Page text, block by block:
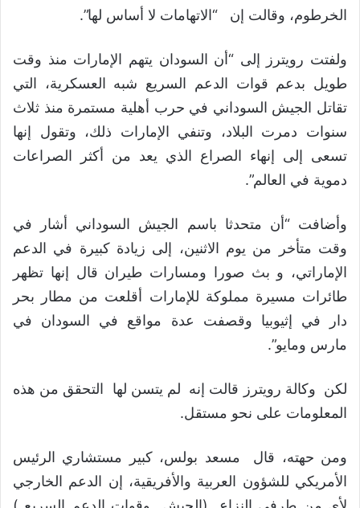
الخرطوم، وقالت إن “الاتهامات لا أساس لها”.
ولفتت رويترز إلى “أن السودان يتهم الإمارات منذ وقت
طويل بدعم قوات الدعم السريع شبه العسكرية، التي
تقاتل الجيش السوداني في حرب أهلية مستمرة منذ ثلاث
سنوات دمرت البلاد، وتنفي الإمارات ذلك، وتقول إنها
تسعى إلى إنهاء الصراع الذي يعد من أكثر الصراعات
دموية في العالم”.
وأضافت “أن متحدثا باسم الجيش السوداني أشار في
وقت متأخر من يوم الاثنين، إلى زيادة كبيرة في الدعم
الإماراتي، و بث صورا ومسارات طيران قال إنها تظهر
طائرات مسيرة مملوكة للإمارات أقلعت من مطار بحر
دار في إثيوبيا وقصفت عدة مواقع في السودان في
مارس ومايو”.
لكن وكالة رويترز قالت إنه لم يتسن لها التحقق من هذه
المعلومات على نحو مستقل.
ومن حهته، قال مسعد بولس، كبير مستشاري الرئيس
الأمريكي للشؤون العربية والأفريقية، إن الدعم الخارجي